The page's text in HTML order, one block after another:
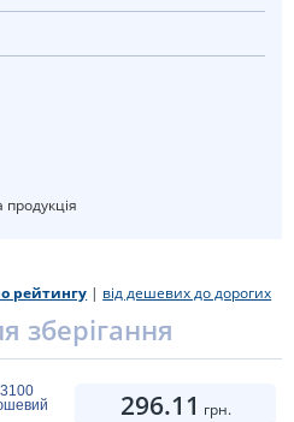
продукція
рейтингу | від дешевих до дорогих
зберігання
296.11 грн.